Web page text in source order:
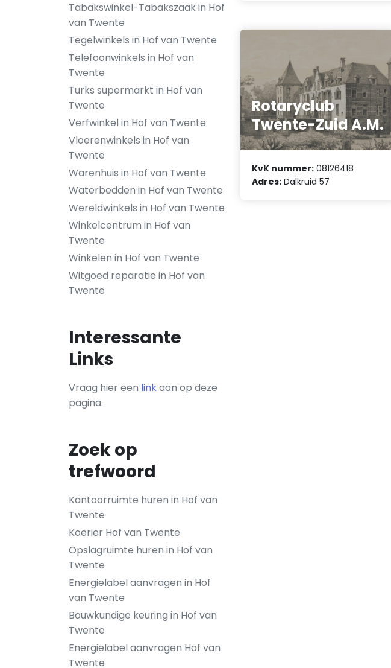
Tabakswinkel-Tabakszaak in Hof
van Twente
Tegelwinkels in Hof van Twente
Telefoonwinkels in Hof van
Twente
Turks supermarkt in Hof van
Twente
Verfwinkel in Hof van Twente
Vloerenwinkels in Hof van
Twente
Warenhuis in Hof van Twente
Waterbedden in Hof van Twente
Wereldwinkels in Hof van Twente
Winkelcentrum in Hof van
Twente
Winkelen in Hof van Twente
Witgoed reparatie in Hof van
Twente
Interessante
Links
Vraag hier een linkaan op deze
pagina.
Zoek op
trefwoord
Kantoorruimte huren in Hof van
Twente
Koerier Hof van Twente
Opslagruimte huren in Hof van
Twente
Energielabel aanvragen in Hof
van Twente
Bouwkundige keuring in Hof van
Twente
Energielabel aanvragen Hof van
Twente
Rotaryclub
Twente-Zuid A.M.
KvK nummer: 08126418
Adres: Dalkruid 57